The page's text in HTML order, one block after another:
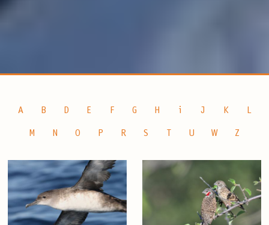
A B D E F G H i J K L
M N O P R S T U W Z